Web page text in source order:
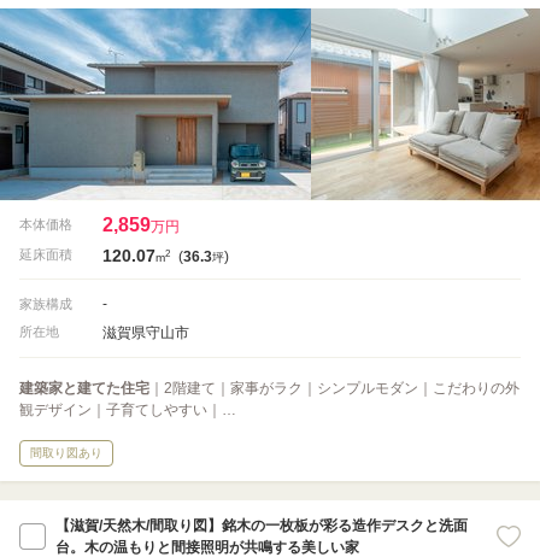
本体価格 2,859万円
延床面積 120.07m2 (36.3坪)
家族構成 -
所在地 滋賀県守山市
建築家と建てた住宅 ｜2階建て｜家事がラク｜シンプルモダン｜こだわりの外
観デザイン｜子育てしやすい｜…
間取り図あり
【滋賀/天然木/間取り図】銘木の一枚板が彩る造作デスクと洗面
台。木の温もりと間接照明が共鳴する美しい家